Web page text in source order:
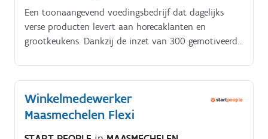
Een toonaangevend voedingsbedrijf dat dagelijks
verse producten levert aan horecaklanten en
grootkeukens. Dankzij de inzet van 300 gemotiveerde
kwalitatieve en betrouwbare service gegarandeerd.
Winkelmedewerker
Maasmechelen Flexi